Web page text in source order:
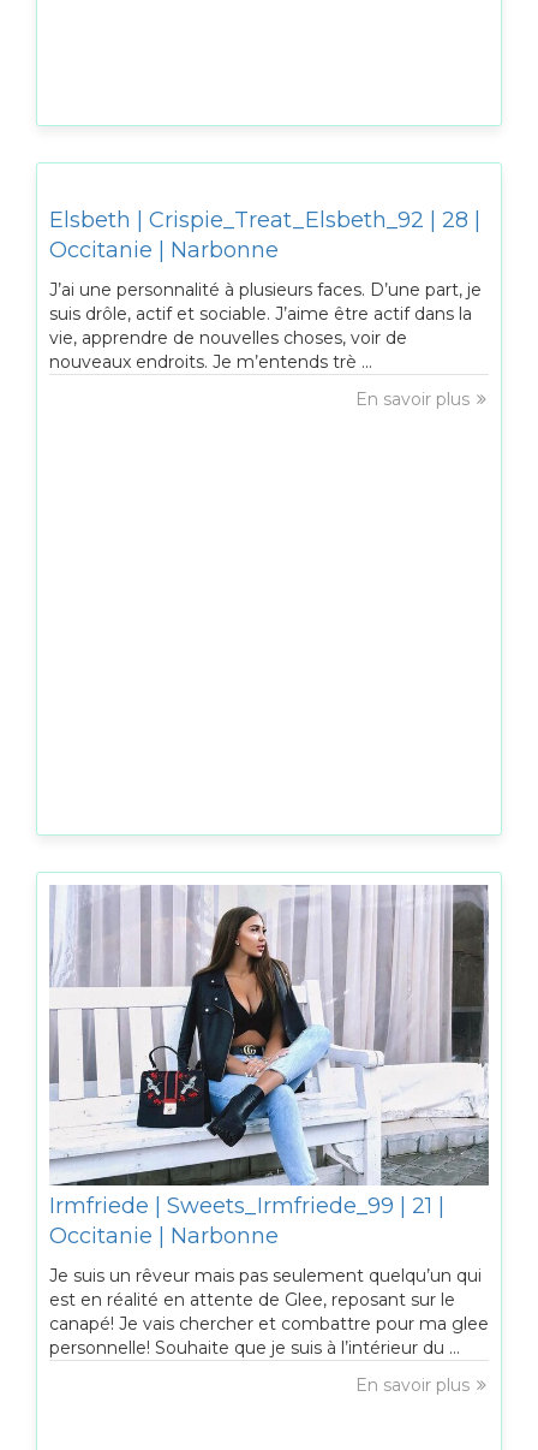
Elsbeth | Crispie_Treat_Elsbeth_92 | 28 |
Occitanie | Narbonne
J’ai une personnalité à plusieurs faces. D’une part, je
suis drôle, actif et sociable. J’aime être actif dans la
vie, apprendre de nouvelles choses, voir de
nouveaux endroits. Je m’entends trè ...
En savoir plus
Irmfriede | Sweets_Irmfriede_99 | 21 |
Occitanie | Narbonne
Je suis un rêveur mais pas seulement quelqu’un qui
est en réalité en attente de Glee, reposant sur le
canapé! Je vais chercher et combattre pour ma glee
personnelle! Souhaite que je suis à l’intérieur du ...
En savoir plus